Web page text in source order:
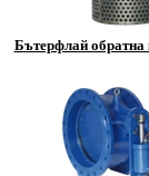
Серия 4SR
Серия
Серия
Бътерфлай обратна